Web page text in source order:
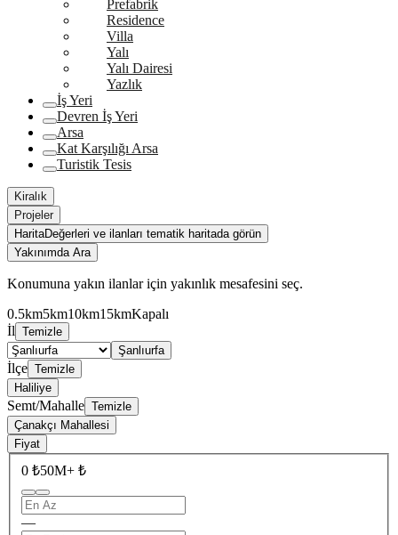
Prefabrik
Residence
Villa
Yalı
Yalı Dairesi
Yazlık
İş Yeri
Devren İş Yeri
Arsa
Kat Karşılığı Arsa
Turistik Tesis
Kiralık
Projeler
HaritaDeğerleri ve ilanları tematik haritada görün
Yakınımda Ara
Konumuna yakın ilanlar için yakınlık mesafesini seç.
0.5km5km10km15kmKapalı
İl Temizle
Şanlıurfa
İlçe Temizle
Haliliye
Semt/Mahalle Temizle
Çanakçı Mahallesi
Fiyat
0 ₺50M+ ₺
—